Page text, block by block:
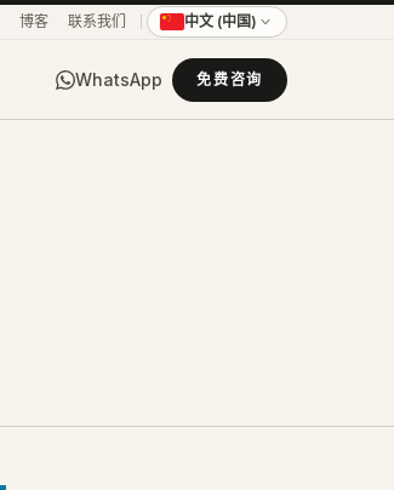
博客 联系我们 中文 (中国)
WhatsApp 免费咨询